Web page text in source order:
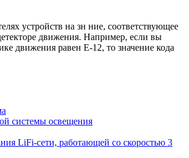
устройств на зн ние, соответствующее
движения. Например, если вы
движения равен Е-12, то значение кода
системы освещения
LiFi-сети, работающей со скоростью 3